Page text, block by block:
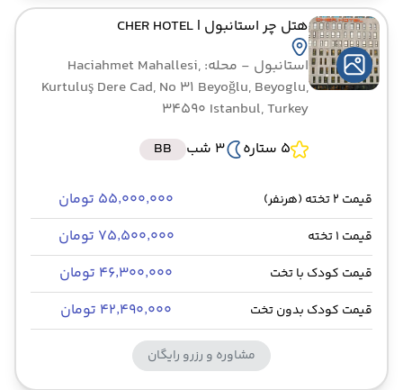
هتل چر استانبول | CHER HOTEL
استانبول
- محله: Haciahmet Mahallesi,
Kurtuluş Dere Cad, No 31 Beyoğlu, Beyoglu,
34590 Istanbul, Turkey
5 ستاره
3 شب BB
قیمت 2 تخته (هرنفر) ۵۵٬۰۰۰٬۰۰۰ تومان
قیمت 1 تخته ۷۵٬۵۰۰٬۰۰۰ تومان
قیمت کودک با تخت ۴۶٬۳۰۰٬۰۰۰ تومان
قیمت کودک بدون تخت ۴۲٬۴۹۰٬۰۰۰ تومان
مشاوره و رزرو رایگان